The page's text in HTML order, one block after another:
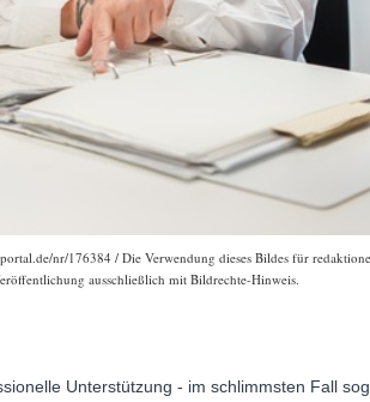
nr/176384 / Die Verwendung dieses Bildes für
ausschließlich mit Bildrechte-Hinweis.
Unterstützung - im schlimmsten Fall